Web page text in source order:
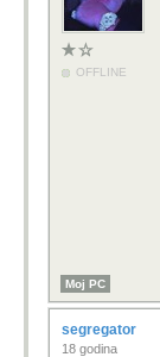
OFFLINE
Moj PC
segregator
18 godina